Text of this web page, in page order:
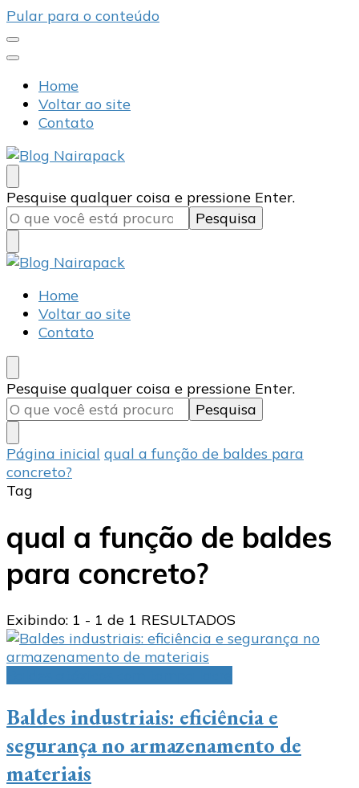
Pular para o conteúdo
Home
Voltar ao site
Contato
Blog Nairapack
Líder no Mercado de Embalagens
Procurando
algo?
Pesquise qualquer coisa e pressione Enter.
Blog Nairapack
Líder no Mercado de Embalagens
Home
Voltar ao site
Contato
Procurando
algo?
Pesquise qualquer coisa e pressione Enter.
Página inicial qual a função de baldes para
concreto?
Tag
qual a função de baldes
para concreto?
Exibindo: 1 - 1 de 1 RESULTADOS
Baldes industriais: eficiência e
segurança no armazenamento de
materiais